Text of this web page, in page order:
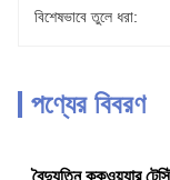
বিশেষভাবে তুলে ধরা:
পণ্যের বিবরণ
বৈদ্যুতিন কুকওয়্যার